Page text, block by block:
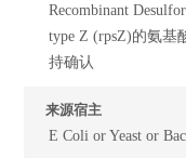
Recombinant
type Z (rpsZ)的氨基
持确认
来源宿主
E Coli or Yeast or